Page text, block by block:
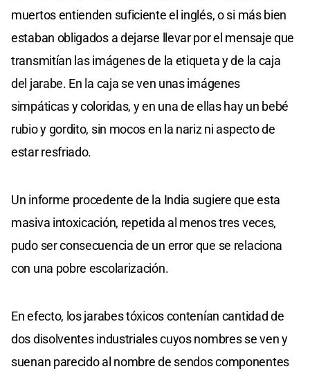
muertos entienden suficiente el inglés, o si más bien
estaban obligados a dejarse llevar por el mensaje que
transmitían las imágenes de la etiqueta y de la caja
del jarabe. En la caja se ven unas imágenes
simpáticas y coloridas, y en una de ellas hay un bebé
rubio y gordito, sin mocos en la nariz ni aspecto de
estar resfriado.
Un informe procedente de la India sugiere que esta
masiva intoxicación, repetida al menos tres veces,
pudo ser consecuencia de un error que se relaciona
con una pobre escolarización.
En efecto, los jarabes tóxicos contenían cantidad de
dos disolventes industriales cuyos nombres se ven y
suenan parecido al nombre de sendos componentes